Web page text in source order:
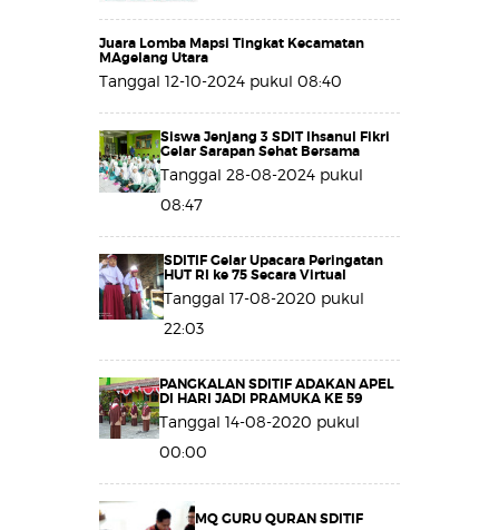
Juara Lomba Mapsi Tingkat Kecamatan
MAgelang Utara
Tanggal 12-10-2024 pukul 08:40
Siswa Jenjang 3 SDIT Ihsanul Fikri
Gelar Sarapan Sehat Bersama
Tanggal 28-08-2024 pukul
08:47
SDITIF Gelar Upacara Peringatan
HUT RI ke 75 Secara Virtual
Tanggal 17-08-2020 pukul
22:03
PANGKALAN SDITIF ADAKAN APEL
DI HARI JADI PRAMUKA KE 59
Tanggal 14-08-2020 pukul
00:00
MQ GURU QURAN SDITIF